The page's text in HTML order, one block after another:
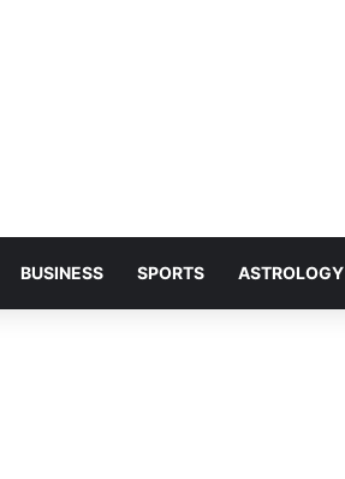
BUSINESS SPORTS ASTROLOGY